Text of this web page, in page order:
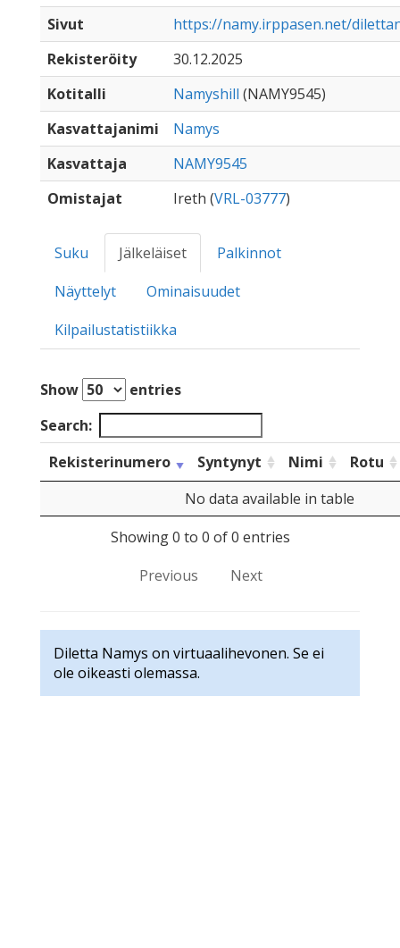
Sivut
https://namy.irppasen.net/
Rekisteröity
30.12.2025
Kotitalli
Namyshill (NAMY9545)
Kasvattajanimi
Namys
Kasvattaja
NAMY9545
Omistajat
Ireth (VRL-03777)
Suku Jälkeläiset
Palkinnot
Näyttelyt
Ominaisuudet
Kilpailustatistiikka
Show
entries
Search:
Rekisterinumero
Syntynyt Nimi
Rotu
No data available in table
Showing 0 to 0 of 0 entries
Previous
Next
Diletta Namys on virtuaalihevonen. Se ei
ole oikeasti olemassa.